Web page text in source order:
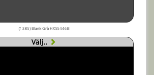
(1385) Blank Grå HXS5446B
Välj..